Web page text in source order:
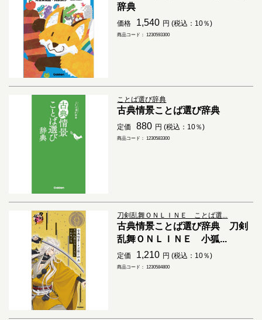
辞典
価格 1,540 円 (税込：10％)
商品コード： 1230593300
ことば選び辞典
古典情景ことば選び辞典
定価 880 円 (税込：10％)
商品コード： 1230583300
刀剣乱舞ＯＮＬＩＮＥ ことば選...
古典情景ことば選び辞典 刀剣
乱舞ＯＮＬＩＮＥ 小狐...
定価 1,210 円 (税込：10％)
商品コード： 1230584800